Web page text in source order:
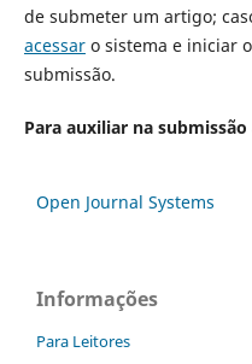
de submeter um artigo;
acessaro sistema e iniciar
submissão.
Para auxiliar na submissão
Open Journal Systems
Informações
Para Leitores